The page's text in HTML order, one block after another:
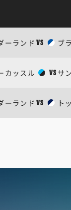
ーランド VS ブ
カッスル VS サ
ーランド VS ト